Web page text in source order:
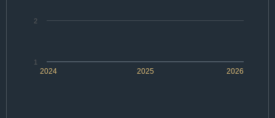
2024 2025 2026
1
2